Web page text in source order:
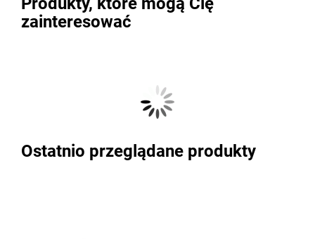
zainteresować
Ostatnio przeglądane produkty